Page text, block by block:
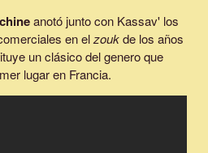
anotó junto con Kassav' los
en elzoukde los años
un clásico del genero que
lugar en Francia.